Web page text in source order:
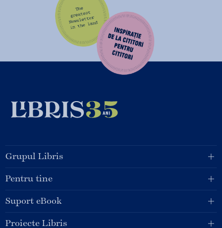
Grupul Libris
Pentru tine
Suport eBook
Proiecte Libris